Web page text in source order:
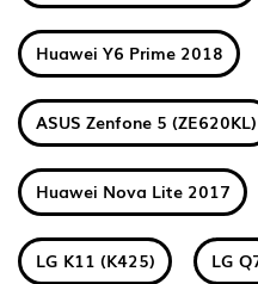
Huawei Y6 Prime 2018
ASUS Zenfone 5 (ZE620KL)
Huawei Nova Lite 2017
LG K11 (K425) LG